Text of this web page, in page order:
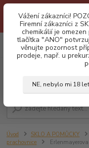
je neustálé porušování
produkty z SK zasílejte
Vážení zákazníci!
Firemní zákazníci z
chemikálií je
tlačítka "ANO"
věnujte pozornost
prodeje, např. u
NE, nebylo mi 18 let
Úvod SKLO A POMŮCKY
prachovnice